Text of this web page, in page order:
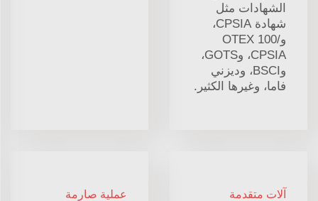
الشهادات مثل
شهادة CPSIA،
وOTEX 100/
CPSIA، وGOTS،
وBSCI، وديزني
فاما، وغيرها الكثير.
آلات متقدمة
عملية صارمة